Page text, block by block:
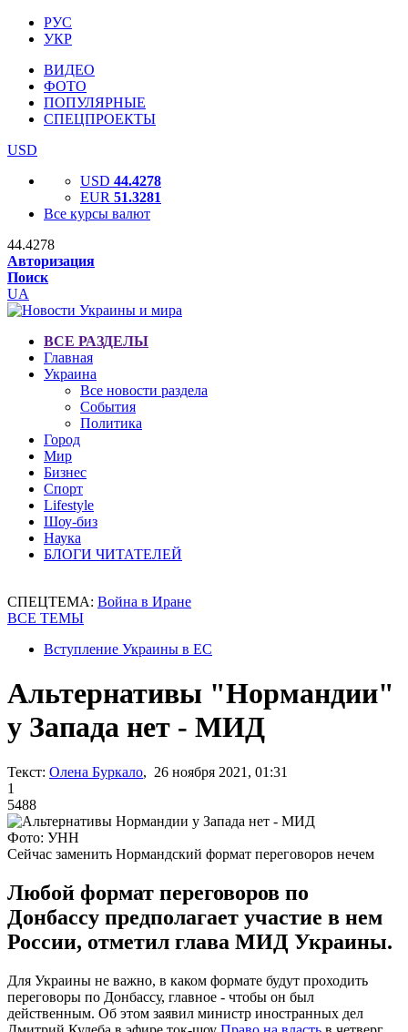
РУС
УКР
ВИДЕО
ФОТО
ПОПУЛЯРНЫЕ
СПЕЦПРОЕКТЫ
USD
USD 44.4278
EUR 51.3281
Все курсы валют
44.4278
Авторизация
Поиск
UA
ВСЕ РАЗДЕЛЫ
Главная
Украина
Все новости раздела
События
Политика
Город
Мир
Бизнес
Спорт
Lifestyle
Шоу-биз
Наука
БЛОГИ ЧИТАТЕЛЕЙ
СПЕЦТЕМА: Война в Иране
ВСЕ ТЕМЫ
Вступление Украины в ЕС
Альтернативы "Нормандии"
у Запада нет - МИД
Текст: Олена Буркало, 26 ноября 2021, 01:31
1
5488
Фото: УНН
Сейчас заменить Нормандский формат переговоров нечем
Любой формат переговоров по
Донбассу предполагает участие в нем
России, отметил глава МИД Украины.
Для Украины не важно, в каком формате будут проходить
переговоры по Донбассу, главное - чтобы он был
действенным. Об этом заявил министр иностранных дел